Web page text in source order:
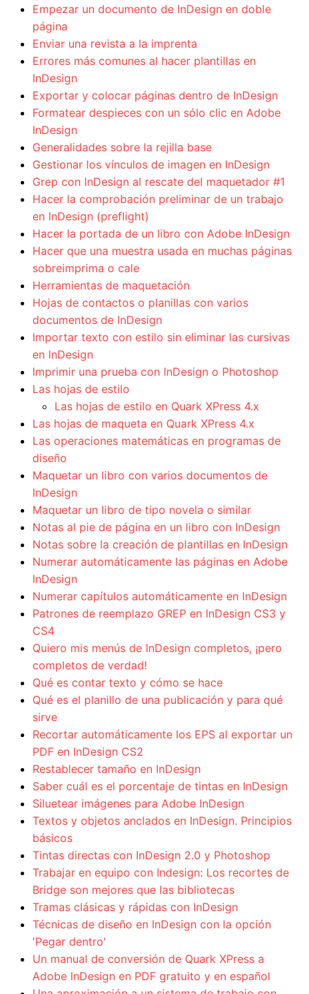
Empezar un documento de InDesign en doble
página
Enviar una revista a la imprenta
Errores más comunes al hacer plantillas en
InDesign
Exportar y colocar páginas dentro de InDesign
Formatear despieces con un sólo clic en Adobe
InDesign
Generalidades sobre la rejilla base
Gestionar los vínculos de imagen en InDesign
Grep con InDesign al rescate del maquetador #1
Hacer la comprobación preliminar de un trabajo
en InDesign (preflight)
Hacer la portada de un libro con Adobe InDesign
Hacer que una muestra usada en muchas páginas
sobreimprima o cale
Herramientas de maquetación
Hojas de contactos o planillas con varios
documentos de InDesign
Importar texto con estilo sin eliminar las cursivas
en InDesign
Imprimir una prueba con InDesign o Photoshop
Las hojas de estilo
Las hojas de estilo en Quark XPress 4.x
Las hojas de maqueta en Quark XPress 4.x
Las operaciones matemáticas en programas de
diseño
Maquetar un libro con varios documentos de
InDesign
Maquetar un libro de tipo novela o similar
Notas al pie de página en un libro con InDesign
Notas sobre la creación de plantillas en InDesign
Numerar automáticamente las páginas en Adobe
InDesign
Numerar capítulos automáticamente en InDesign
Patrones de reemplazo GREP en InDesign CS3 y
CS4
Quiero mis menús de InDesign completos, ¡pero
completos de verdad!
Qué es contar texto y cómo se hace
Qué es el planillo de una publicación y para qué
sirve
Recortar automáticamente los EPS al exportar un
PDF en InDesign CS2
Restablecer tamaño en InDesign
Saber cuál es el porcentaje de tintas en InDesign
Siluetear imágenes para Adobe InDesign
Textos y objetos anclados en InDesign. Principios
básicos
Tintas directas con InDesign 2.0 y Photoshop
Trabajar en equipo con Indesign: Los recortes de
Bridge son mejores que las bibliotecas
Tramas clásicas y rápidas con InDesign
Técnicas de diseño en InDesign con la opción
'Pegar dentro'
Un manual de conversión de Quark XPress a
Adobe InDesign en PDF gratuito y en español